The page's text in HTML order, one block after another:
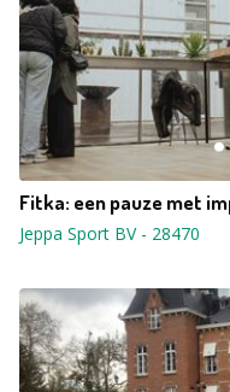
Fitka: een pauze met
Jeppa Sport BV- 28470